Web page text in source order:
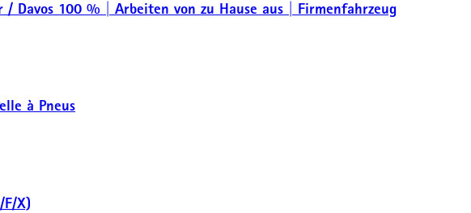
/ Davos 100 % | Arbeiten von zu Hause aus | Firmenfahrzeug
à Pneus
F/X)